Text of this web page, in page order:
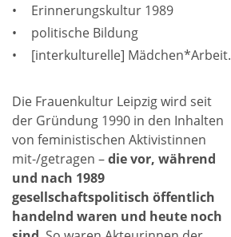
Erinnerungskultur 1989
politische Bildung
[interkulturelle] Mädchen*Arbeit.
Die Frauenkultur Leipzig wird seit
der Gründung 1990 in den Inhalten
von feministischen Aktivistinnen
mit-/getragen –die vor, während
und nach 1989
gesellschaftspolitisch öffentlich
handelnd waren und heute noch